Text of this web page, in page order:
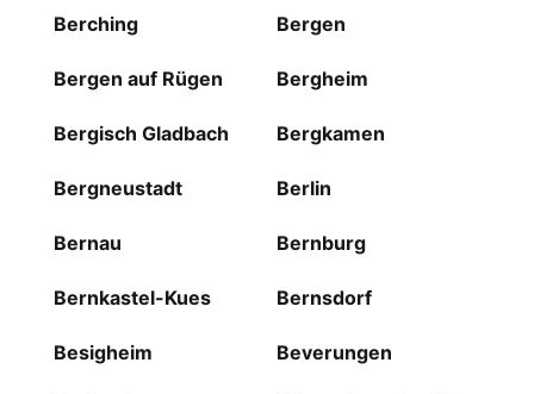
Berching Bergen
Bergen auf Rügen Bergheim
Bergisch Gladbach Bergkamen
Bergneustadt Berlin
Bernau Bernburg
Bernkastel-Kues Bernsdorf
Besigheim Beverungen